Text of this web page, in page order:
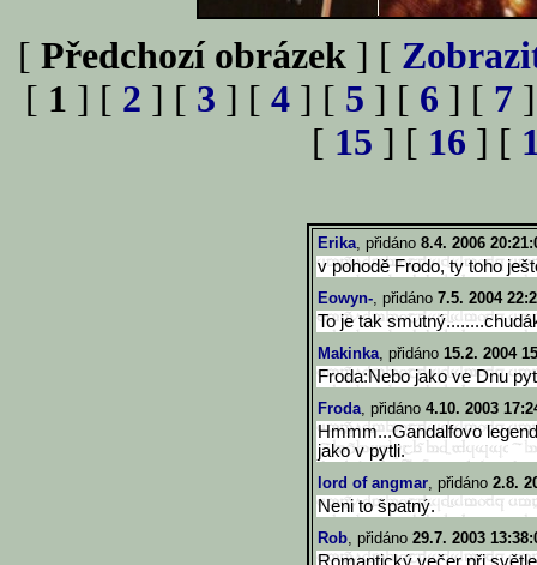
[ Předchozí obrázek ] [
[ 1 ] [ 2 ] [ 3 ] [ 4 ] [ 5 ] [ 6 ] [ 7
[ 15 ] [ 16 ] [
Erika, přidáno 8.4. 2006
v pohodě Frodo, ty toho
Eowyn-, přidáno 7.5. 2004
To je tak
Makinka, přidáno 15.2. 2004
Froda:Nebo jako ve Dnu
Froda, přidáno 4.10. 2003
Hmmm...Gandalfovo
jako v pytli.
lord of angmar, přidáno 2.8.
Neni to špatný.
Rob, přidáno 29.7. 2003